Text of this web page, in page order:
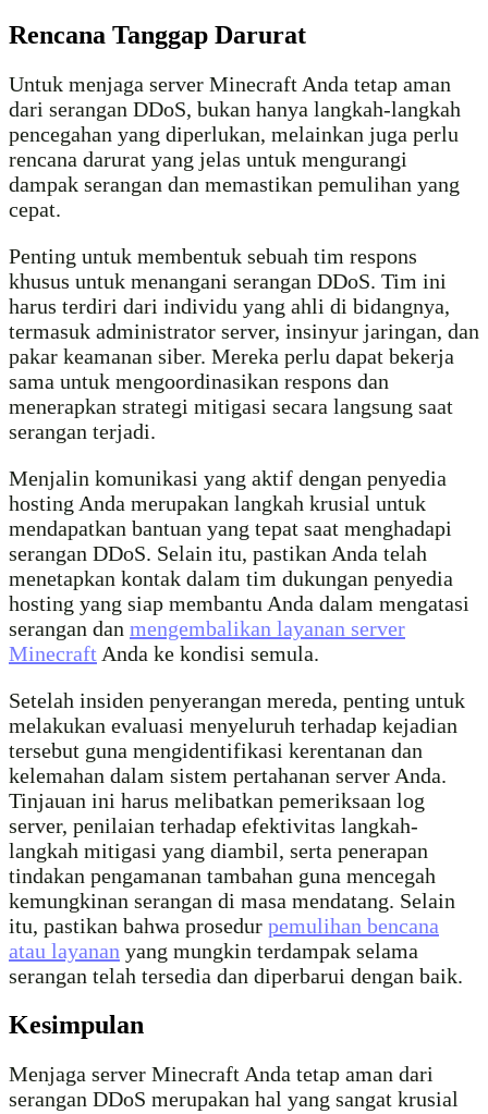
Rencana Tanggap Darurat
Untuk menjaga server Minecraft Anda tetap aman
dari serangan DDoS, bukan hanya langkah-langkah
pencegahan yang diperlukan, melainkan juga perlu
rencana darurat yang jelas untuk mengurangi
dampak serangan dan memastikan pemulihan yang
cepat.
Penting untuk membentuk sebuah tim respons
khusus untuk menangani serangan DDoS. Tim ini
harus terdiri dari individu yang ahli di bidangnya,
termasuk administrator server, insinyur jaringan, dan
pakar keamanan siber. Mereka perlu dapat bekerja
sama untuk mengoordinasikan respons dan
menerapkan strategi mitigasi secara langsung saat
serangan terjadi.
Menjalin komunikasi yang aktif dengan penyedia
hosting Anda merupakan langkah krusial untuk
mendapatkan bantuan yang tepat saat menghadapi
serangan DDoS. Selain itu, pastikan Anda telah
menetapkan kontak dalam tim dukungan penyedia
hosting yang siap membantu Anda dalam mengatasi
serangan dan mengembalikan layanan server
MinecraftAnda ke kondisi semula.
Setelah insiden penyerangan mereda, penting untuk
melakukan evaluasi menyeluruh terhadap kejadian
tersebut guna mengidentifikasi kerentanan dan
kelemahan dalam sistem pertahanan server Anda.
Tinjauan ini harus melibatkan pemeriksaan log
server, penilaian terhadap efektivitas langkah-
langkah mitigasi yang diambil, serta penerapan
tindakan pengamanan tambahan guna mencegah
kemungkinan serangan di masa mendatang. Selain
itu, pastikan bahwa prosedur pemulihan bencana
atau layanan yang mungkin terdampak selama
serangan telah tersedia dan diperbarui dengan baik.
Kesimpulan
Menjaga server Minecraft Anda tetap aman dari
serangan DDoS merupakan hal yang sangat krusial